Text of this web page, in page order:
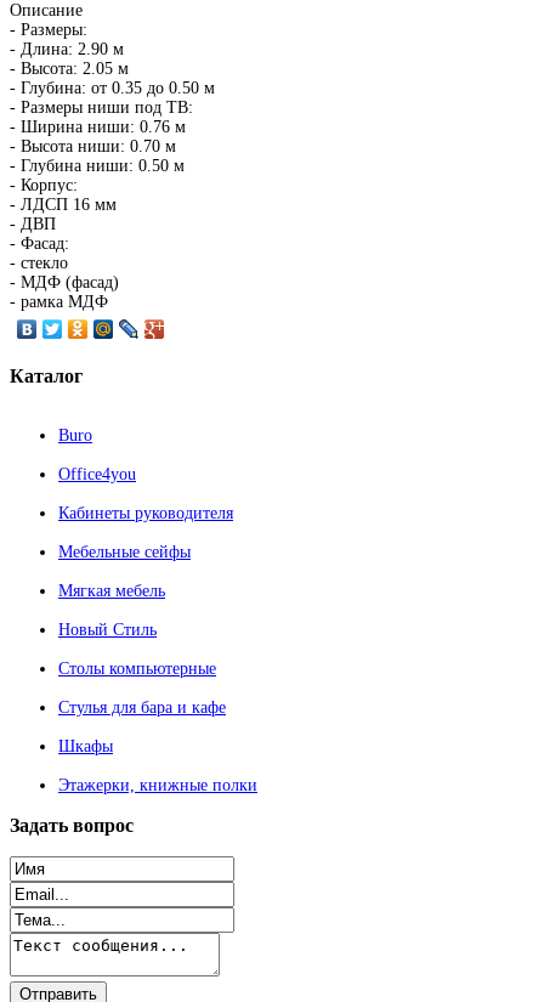
Описание
- Размеры:
- Длина: 2.90 м
- Высота: 2.05 м
- Глубина: от 0.35 до 0.50 м
- Размеры ниши под ТВ:
- Ширина ниши: 0.76 м
- Высота ниши: 0.70 м
- Глубина ниши: 0.50 м
- Корпус:
- ЛДСП 16 мм
- ДВП
- Фасад:
- стекло
- МДФ (фасад)
- рамка МДФ
Каталог
Buro
Office4you
Кабинеты руководителя
Мебельные сейфы
Мягкая мебель
Новый Стиль
Столы компьютерные
Стулья для бара и кафе
Шкафы
Этажерки, книжные полки
Задать вопрос